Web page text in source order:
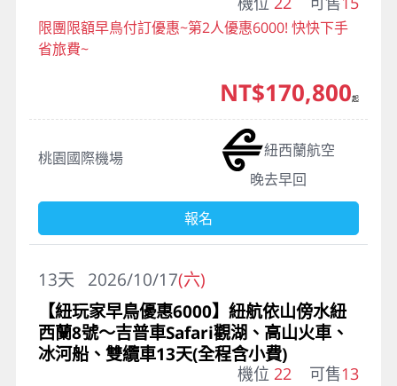
限團限額早鳥付訂優惠~第2人優惠6000! 快快下手
省旅費~
桃園國際機場
紐西蘭航空
晚去早回
NT$170,800起
報名
2026/10/17(六)
13天
【紐玩家早鳥優惠6000】紐航依山傍水紐
西蘭8號～吉普車Safari觀湖、高山火車、
冰河船、雙纜車13天(全程含小費)
機位 22 可售13